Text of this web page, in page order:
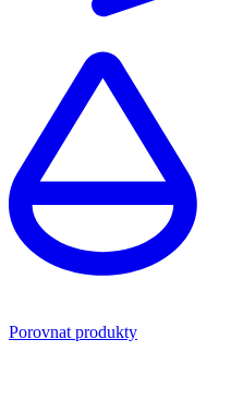
Porovnat produkty